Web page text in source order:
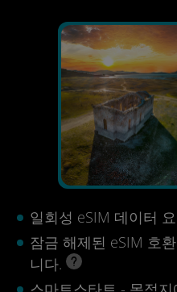
일회성 eSIM 데이터
잠금 해제된 eSIM 호
니다.